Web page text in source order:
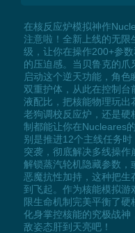
在核反应炉模拟神作
注意啦！全新上线的无限
级，让你在操作200+参
的压迫感。当贝鲁克的
启动这个逆天功能，角
双重护体，从此在控制
液配比，把核能物理玩出
老狗调校反应炉，还是
制都能让你在Nucleares
别是推进12个主线任务
突袭，彻底解决多线操
解锁蒸汽轮机隐藏参数，
恶魔抗性加持，这种把生
到飞起。作为核能模拟
限生命机制完美平衡了
化身掌控核能的究极战神
敌姿态肝到天亮吧！